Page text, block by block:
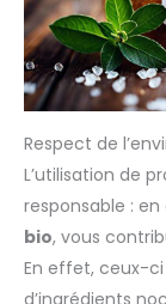
Respect de
L’utilisation de
responsable :
bio, vous
En effet, ceux-